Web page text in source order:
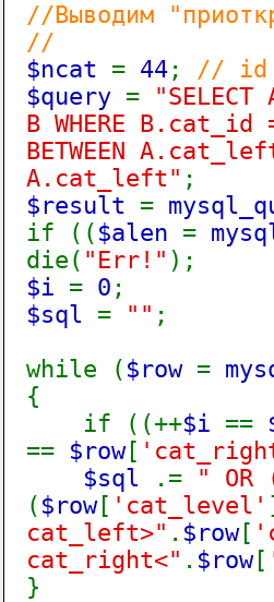
//Выводим
//
$ncat = 44 ; // id
$query =
B WHERE
BETWEEN
A.cat_left" ;
$result =
if (( $alen =
die( "Err!" );
$i = 0 ;
$sql = "" ;
while ( $row =
{
if ((++$i ==
== $row[
$sql
.=
" OR
( $row[ 'cat_level'
cat_left>" . $row[
cat_right<" . $row[
}